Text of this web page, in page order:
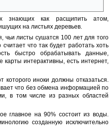
как расщипить атом,
на листьях деревьев.
чьи листы сушатся 100 лет для того
что так будет работать хоть
быстро обрабатывать данные,
интерактивны, есть интернет,
которого иноки должны отказаться.
что без обмена информацией по
в том числе из разных областей
главное на 90% состоит из воды.
созданную исключительно